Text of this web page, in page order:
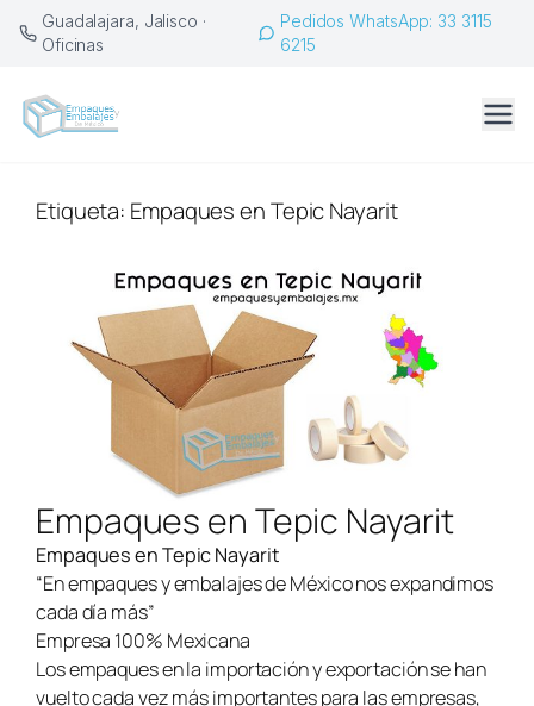
SaltarGuadalajara, Jalisco ·
Oficinas
Pedidos WhatsApp: 33 3115
6215
Etiqueta: Empaques en Tepic Nayarit
Empaques en Tepic Nayarit
Empaques enTepic Nayarit
“En empaques y embalajes de México nos expandimos
cada día más”
Empresa 100% Mexicana
Los empaques en la importación y exportación se han
vuelto cada vez más importantes para las empresas,